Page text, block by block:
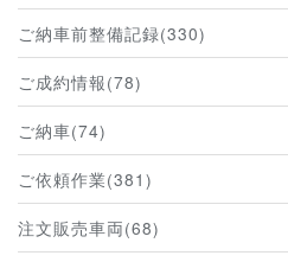
ご納車前整備記録(330)
ご成約情報(78)
ご納車(74)
ご依頼作業(381)
注文販売車両(68)